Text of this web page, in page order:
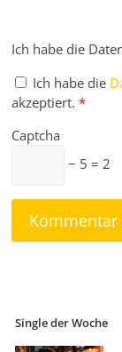
Ich habe die
Ich habe die
akzeptiert. *
Captcha
− 5 = 2
Single der Woche